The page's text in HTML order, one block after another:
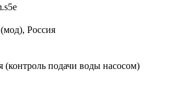
Россия
(контроль подачи воды насосом)